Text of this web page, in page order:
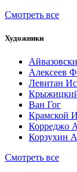
Смотреть все
Художники
Алексеев
Левитан
Ван Гог
Крамской
Корреджо
Корзухин
Смотреть все